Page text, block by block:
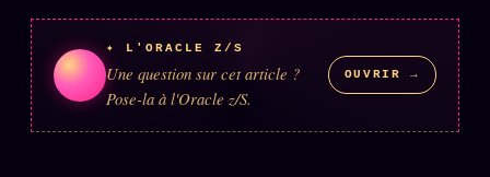
✦ L'ORACLE Z/S
Une question sur cet article ?
Pose-la à l'Oracle z/S.
OUVRIR →